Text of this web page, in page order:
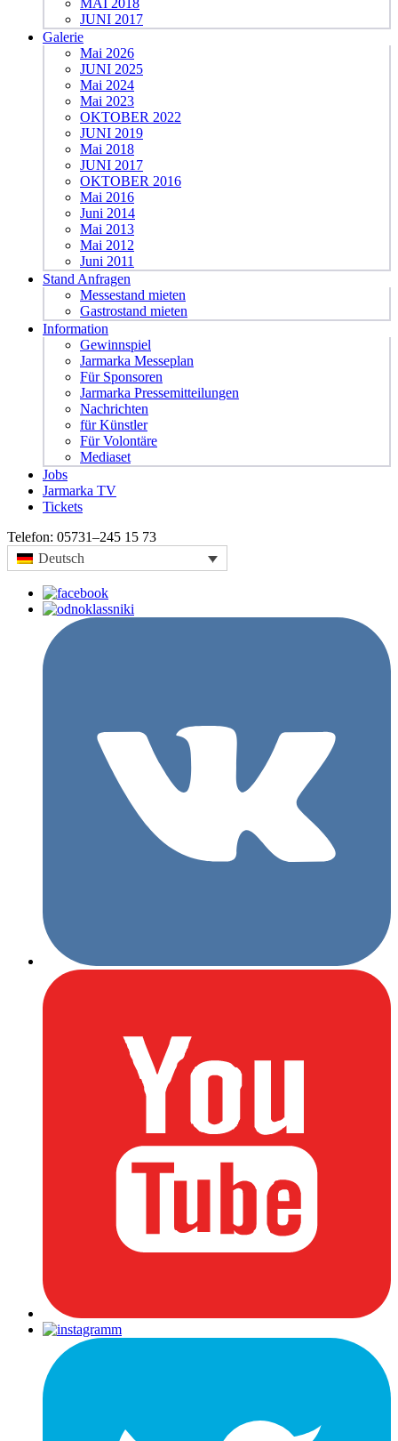
MAI 2018
JUNI 2017
Galerie
Mai 2026
JUNI 2025
Mai 2024
Mai 2023
OKTOBER 2022
JUNI 2019
Mai 2018
JUNI 2017
OKTOBER 2016
Mai 2016
Juni 2014
Mai 2013
Mai 2012
Juni 2011
Stand Anfragen
Messestand mieten
Gastrostand mieten
Information
Gewinnspiel
Jarmarka Messeplan
Für Sponsoren
Jarmarka Pressemitteilungen
Nachrichten
für Künstler
Für Volontäre
Mediaset
Jobs
Jarmarka TV
Tickets
Telefon: 05731–245 15 73
Deutsch